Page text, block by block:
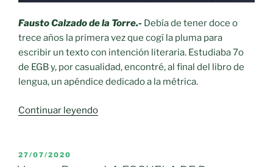
Fausto Calzado de la Torre.- Debía de tener doce o
trece años la primera vez que cogí la pluma para
escribir un texto con intención literaria. Estudiaba 7o
de EGB y, por casualidad, encontré, al final del libro de
lengua, un apéndice dedicado a la métrica.
Continuar leyendo«Verso
PUBLICADO
EL
27/07/2020